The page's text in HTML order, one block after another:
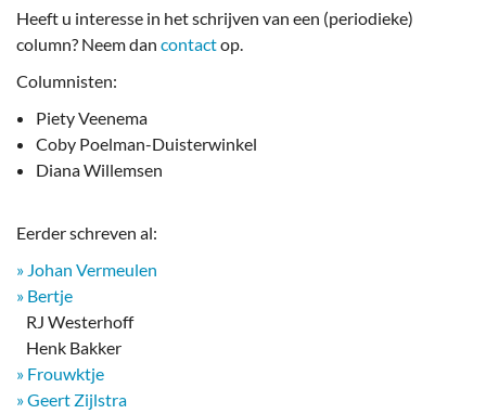
Heeft u interesse in het schrijven van een (periodieke)
column? Neem dan contactop.
Columnisten:
Piety Veenema
Coby Poelman-Duisterwinkel
Diana Willemsen
Eerder schreven al:
» Johan Vermeulen
» Bertje
RJ Westerhoff
Henk Bakker
» Frouwktje
» Geert Zijlstra